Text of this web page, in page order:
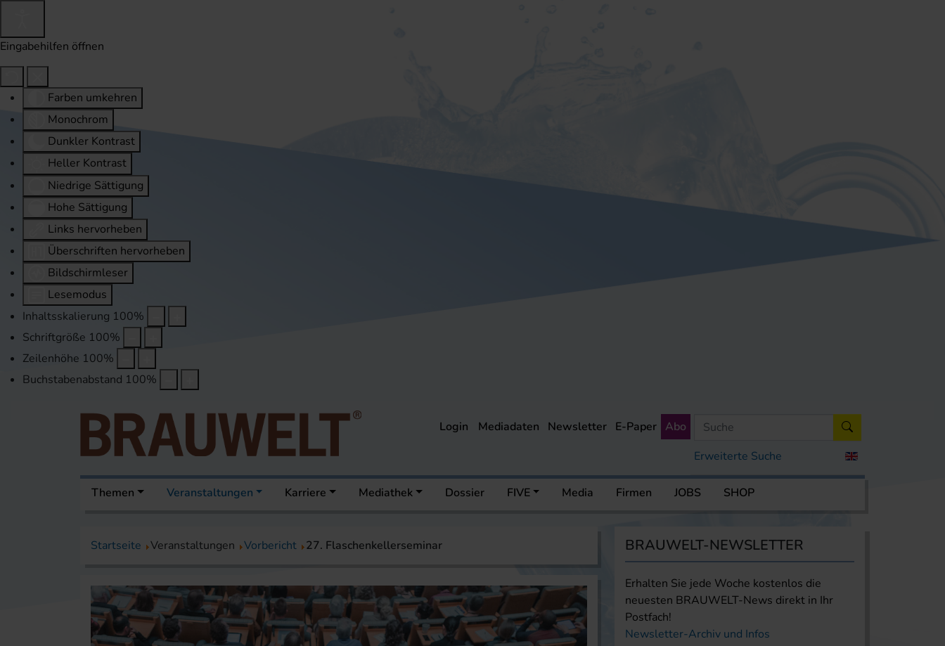
Eingabehilfen öffnen
Farben umkehren
Monochrom
Dunkler Kontrast
Heller Kontrast
Niedrige Sättigung
Hohe Sättigung
Links hervorheben
Überschriften hervorheben
Bildschirmleser
Lesemodus
Inhaltsskalierung 100%
Schriftgröße 100%
Zeilenhöhe 100%
Buchstabenabstand 100%
Erweiterte Suche
Login Mediadaten Newsletter E-Paper Abo
Themen Veranstaltungen Karriere Mediathek Dossier FIVE Media Firmen JOBS SHOP
Startseite Veranstaltungen Vorbericht 27. Flaschenkellerseminar BRAUWELT-NEWSLETTER
Erhalten Sie jede Woche kostenlos die
neuesten BRAUWELT-News direkt in Ihr
Postfach!
Newsletter-Archiv und Infos